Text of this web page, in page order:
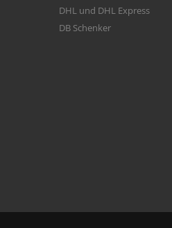
DHL und DHL Express
DB Schenker